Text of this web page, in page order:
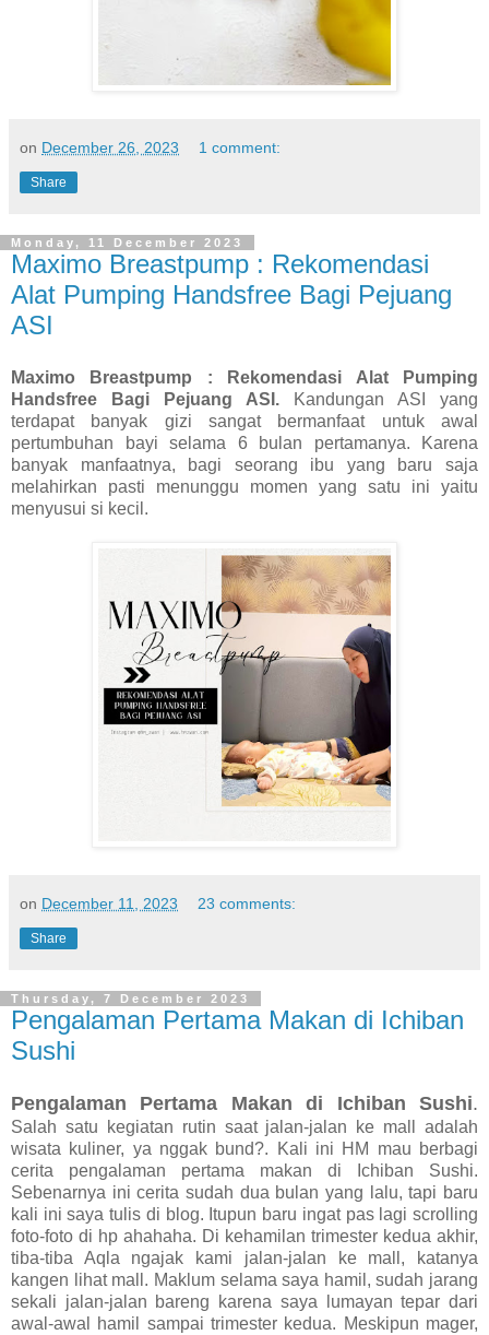
on December 26, 2023 1 comment:
Share
Monday, 11 December 2023
Maximo Breastpump : Rekomendasi
Alat Pumping Handsfree Bagi Pejuang
ASI
Maximo Breastpump : Rekomendasi Alat Pumping
Handsfree Bagi Pejuang ASI.
Kandungan ASI yang
terdapat banyak gizi sangat bermanfaat untuk awal
pertumbuhan bayi selama 6 bulan pertamanya. Karena
banyak manfaatnya, bagi seorang ibu yang baru saja
melahirkan pasti menunggu momen yang satu ini yaitu
menyusui si kecil.
on December 11, 2023 23 comments:
Share
Thursday, 7 December 2023
Pengalaman Pertama Makan di Ichiban
Sushi
Pengalaman Pertama Makan di Ichiban Sushi.
Salah satu kegiatan rutin saat jalan-jalan ke mall adalah
wisata kuliner, ya nggak bund?. Kali ini HM mau berbagi
cerita pengalaman pertama makan di Ichiban Sushi.
Sebenarnya ini cerita sudah dua bulan yang lalu, tapi baru
kali ini saya tulis di blog. Itupun baru ingat pas lagi scrolling
foto-foto di hp ahahaha. Di kehamilan trimester kedua akhir,
tiba-tiba Aqla ngajak kami jalan-jalan ke mall, katanya
kangen lihat mall. Maklum selama saya hamil, sudah jarang
sekali jalan-jalan bareng karena saya lumayan tepar dari
awal-awal hamil sampai trimester kedua. Meskipun mager,